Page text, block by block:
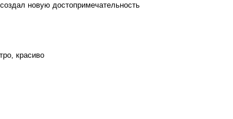
новую достопримечательность
красиво